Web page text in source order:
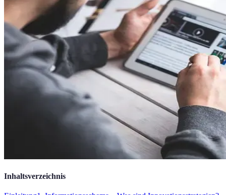
Inhaltsverzeichnis